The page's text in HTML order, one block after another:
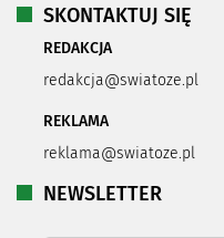
SKONTAKTUJ SIĘ
REDAKCJA
redakcja@swiatoze.pl
REKLAMA
reklama@swiatoze.pl
NEWSLETTER